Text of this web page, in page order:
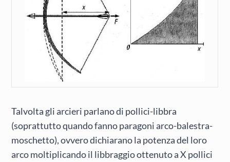
Talvolta gli arcieri parlano di pollici-libbra
(soprattutto quando fanno paragoni arco-balestra-
moschetto), ovvero dichiarano la potenza del loro
arco moltiplicando il libbraggio ottenuto a X pollici